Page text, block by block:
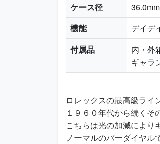
ケース径
36.0mm
機能
デイデ
付属品
内・外
ギャラ
ロレックスの最高級ライ
１９６０年代から続く
こちらは光の加減により
ノーマルのバーダイヤル